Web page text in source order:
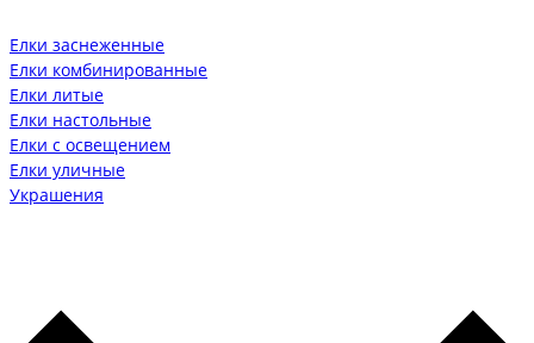
Елки заснеженные
Елки комбинированные
Елки литые
Елки настольные
Елки с освещением
Елки уличные
Украшения